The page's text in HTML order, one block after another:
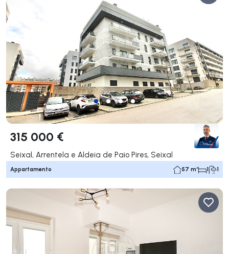
315 000 €
Seixal, Arrentela e Aldeia de Paio Pires, Seixal
Appartamento 57 m² 1 1